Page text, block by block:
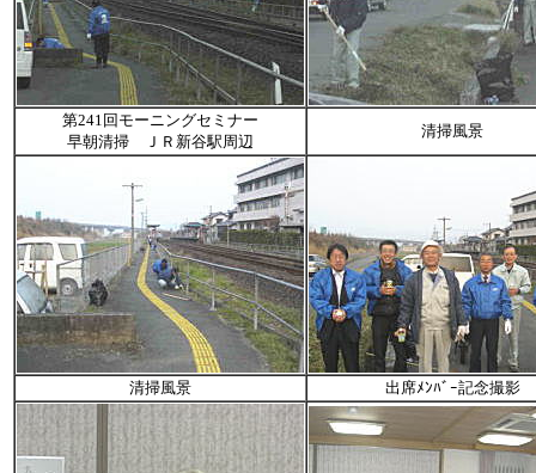
第241回モーニングセミナー
早朝清掃 ＪＲ新谷駅周辺
清掃風景
清掃風景 出席ﾒﾝﾊﾞｰ記念撮影